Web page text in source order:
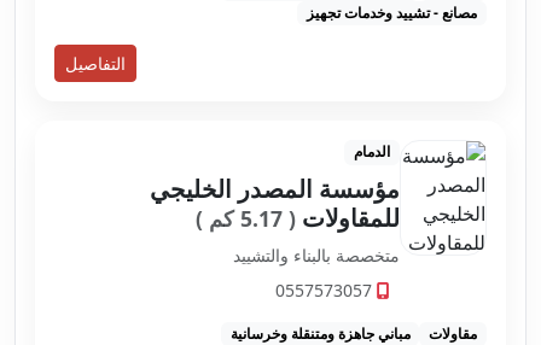
مصانع - تشييد وخدمات تجهيز
التفاصيل
الدمام
مؤسسة المصدر الخليجي
للمقاولات( 5.17 كم )
متخصصة بالبناء والتشييد
0557573057
مقاولات
مباني جاهزة ومتنقلة وخرسانية